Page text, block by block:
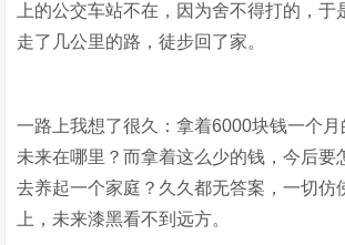
上的公交车站不在，因为舍不得打的，于
走了几公里的路，徒步回了家。
一路上我想了很久：拿着6000块钱一个
未来在哪里？而拿着这么少的钱，今后要
去养起一个家庭？久久都无答案，一切仿
上，未来漆黑看不到远方。